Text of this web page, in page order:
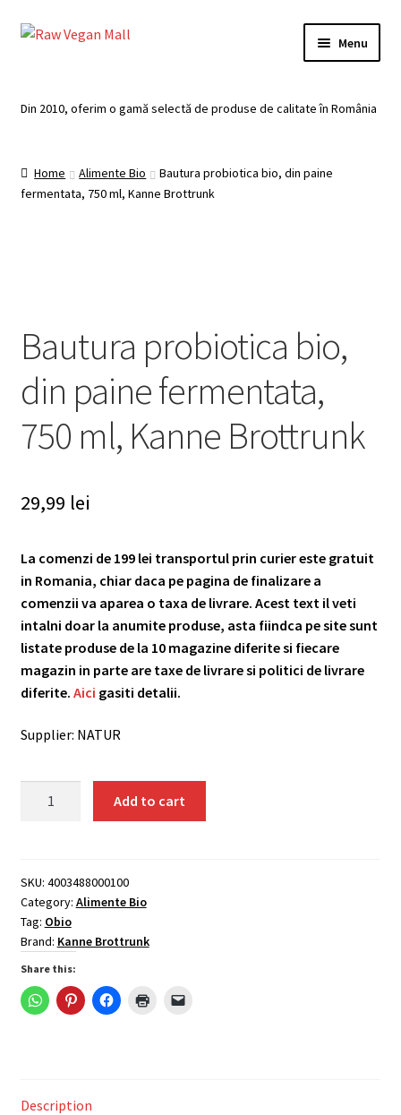
Skip
Skip
Menu
Categorii
Din 2010, oferim o gamă selectă de produse de calitate în România
Home Alimente Bio
Bautura probiotica bio, din paine
fermentata, 750 ml, Kanne Brottrunk
Bautura probiotica bio,
din paine fermentata,
750 ml, Kanne Brottrunk
29,99 lei
La comenzi de 199 lei transportul prin curier este gratuit
in Romania, chiar daca pe pagina de finalizare a
comenzii va aparea o taxa de livrare. Acest text il veti
intalni doar la anumite produse, asta fiindca pe site sunt
listate produse de la 10 magazine diferite si fiecare
magazin in parte are taxe de livrare si politici de livrare
diferite. Aici gasiti detalii.
Supplier: NATUR
paine
fermentata,
750
ml,
Kanne
Brottrunk
quantity
Add to cart
SKU: 4003488000100
Category: Alimente Bio
Tag: Obio
Brand: Kanne Brottrunk
Share this:
Description